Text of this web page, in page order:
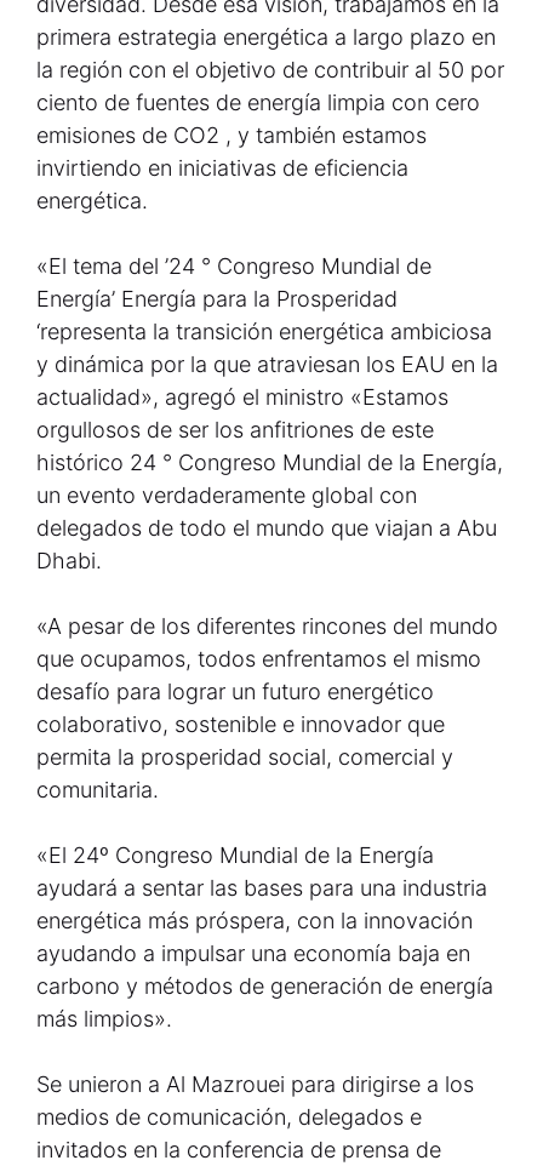
primera estrategia energética a largo plazo en
la región con el objetivo de contribuir al 50 por
ciento de fuentes de energía limpia con cero
emisiones de CO2 , y también estamos
invirtiendo en iniciativas de eficiencia
energética.
«El tema del ’24 ° Congreso Mundial de
Energía’ Energía para la Prosperidad
‘representa la transición energética ambiciosa
y dinámica por la que atraviesan los EAU en la
actualidad», agregó el ministro «Estamos
orgullosos de ser los anfitriones de este
histórico 24 ° Congreso Mundial de la Energía,
un evento verdaderamente global con
delegados de todo el mundo que viajan a Abu
Dhabi.
«A pesar de los diferentes rincones del mundo
que ocupamos, todos enfrentamos el mismo
desafío para lograr un futuro energético
colaborativo, sostenible e innovador que
permita la prosperidad social, comercial y
comunitaria.
«El 24º Congreso Mundial de la Energía
ayudará a sentar las bases para una industria
energética más próspera, con la innovación
ayudando a impulsar una economía baja en
carbono y métodos de generación de energía
más limpios».
Se unieron a Al Mazrouei para dirigirse a los
medios de comunicación, delegados e
invitados en la conferencia de prensa de